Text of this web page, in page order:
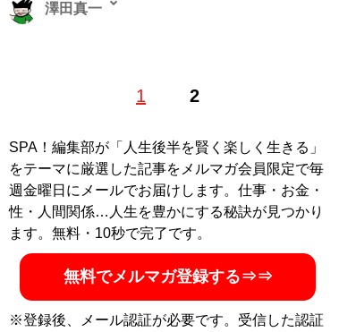
1 2
澤田真一
日生。東南アジア経済情報、最新テクノロジー、ガジェ
田もエンターテイナー
』
記事一覧へ
SPA！編集部が「人生後半を賢く楽しく生きる」
をテーマに厳選した記事をメルマガ会員限定で毎
週金曜日にメールでお届けします。仕事・お金・
性・人間関係…人生を豊かにする秘訣が見つかり
ます。無料・10秒で完了です。
無料でメルマガ登録する⇒⇒
※登録後、メール認証が必要です。受信した認証